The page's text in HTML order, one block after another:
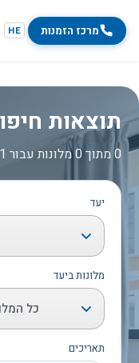
מרכז הזמנות HE
תוצאות
0 מתוך 0 מלונות עבור 1 יעדים נבחרו
יעד
מלונות ביעד
כל
תאריכים